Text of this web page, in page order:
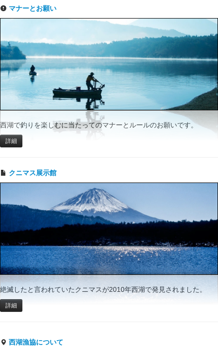
マナーとお願い
西湖で釣りを楽しむに当たってのマナーとルールのお願いです。
詳細
クニマス展示館
絶滅したと言われていたクニマスが2010年西湖で発見されました。
詳細
西湖漁協について